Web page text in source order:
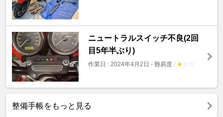
ニュートラルスイッチ不良(2回
目5年半ぶり)
作業日 : 2024年4月2日 - 難易度 : ★ ☆ ☆
整備手帳をもっと見る